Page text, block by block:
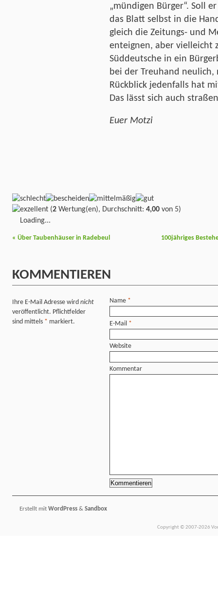
„mündigen Bürger“. Soll
das Blatt selbst in die
gleich die Zeitungs- und
enteignen, aber vielleicht
Süddeutsche in ein
bei der Treuhand
Rückblick jedenfalls hat
Das lässt sich auch
Euer Motzi
(2 Wertung(en), Durchschnitt: 4,00 von 5)
Loading...
« Über Taubenhäuser in Radebeul 100jähriges
KOMMENTIEREN
Ihre E-Mail Adresse wird nicht
veröffentlicht. Pflichtfelder
sind mittels * markiert.
Name *
E-Mail *
Website
Kommentar
Erstellt mit WordPress & Sandbox
Copyright © 2007-2026